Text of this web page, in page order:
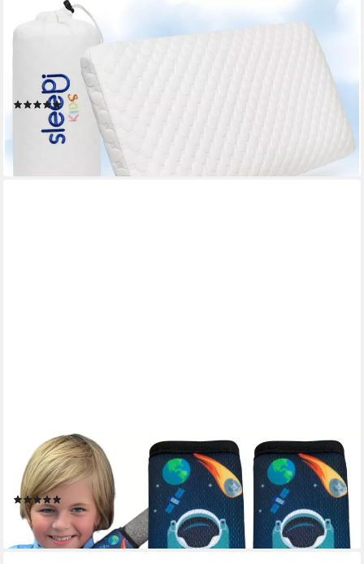
SLEEPI
Nackenstützkissen Kids Comfort Kopfkissen, Füllung:
Viscoschaum (Memory Foam), Bezug: Tencel®, Rückenschläfer,
Seitenschläfer, Bauchschläfer, 60 x 30 x 7cm, ergonomisches
Kinderkissen, Kindernackenstützkissen
(16)
69,99 € UVP 89,99 €
lieferbar - in 2-3 Werktagen bei dir
HECKBO
Schlafkissen Kinder Auto Gurtpolster Gurtschutz Sicherheitsgurt
Polster
10,90 €
lieferbar - in 2-3 Werktagen bei dir